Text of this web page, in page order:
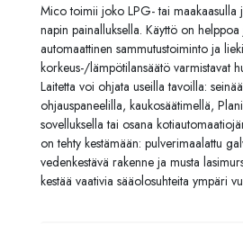
Mico toimii joko LPG- tai maakaasulla
napin painalluksella. Käyttö on helppoa
automaattinen sammutustoiminto ja
korkeus-/lämpötilansäätö varmistavat
Laitetta voi ohjata useilla tavoilla:
ohjauspaneelilla, kaukosäätimellä,
sovelluksella tai osana
on tehty kestämään: pulverimaalattu
vedenkestävä rakenne ja musta
kestää vaativia sääolosuhteita ympäri